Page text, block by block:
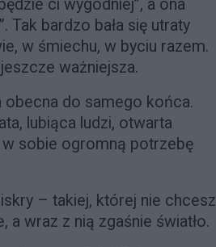
ci wygodniej”, a ona
Tak bardzo bała się utraty
w śmiechu, w byciu razem.
ważniejsza.
obecna do samego końca.
lubiąca ludzi, otwarta
w sobie ogromną potrzebę
– takiej, której nie chcesz
a wraz z nią zgaśnie światło.